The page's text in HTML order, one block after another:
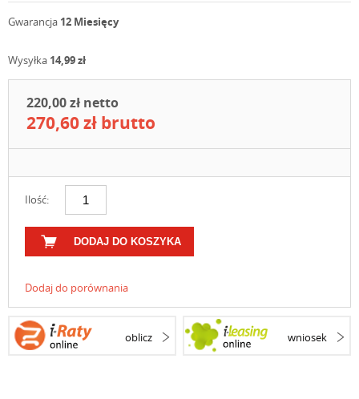
Gwarancja 12 Miesięcy
Wysyłka 14,99 zł
220,00 zł netto
270,60 zł brutto
Ilość:
DODAJ DO KOSZYKA
Dodaj do porównania
oblicz wniosek